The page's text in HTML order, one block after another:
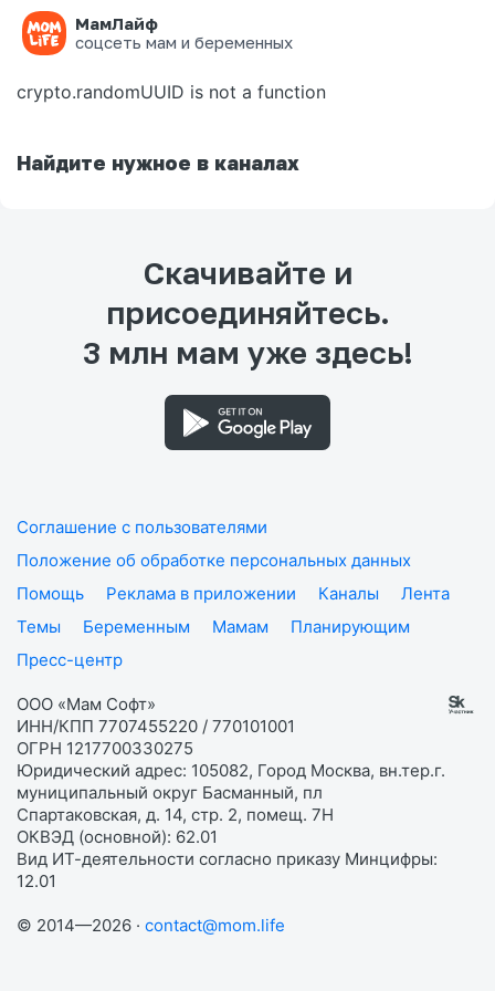
МамЛайф
соцсеть мам и беременных
Ошибка на странице
crypto.randomUUID is not a function
Найдите нужное в каналах
Скачивайте и
присоединяйтесь.
3 млн мам уже здесь!
Соглашение с пользователями
Положение об обработке персональных данных
Помощь
Реклама в приложении Каналы
Лента
Темы
Беременным Мамам
Планирующим
Пресс-центр
ООО «Мам Софт»
ИНН/КПП 7707455220 / 770101001
ОГРН 1217700330275
Юридический адрес: 105082, Город Москва, вн.тер.г.
муниципальный округ Басманный, пл
Спартаковская, д. 14, стр. 2, помещ. 7Н
ОКВЭД (основной): 62.01
Вид ИТ-деятельности согласно приказу Минцифры:
12.01
© 2014—2026 · contact@mom.life